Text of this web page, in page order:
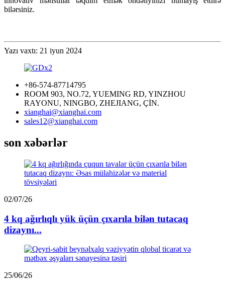
bilərsiniz.
Yazı vaxtı: 21 iyun 2024
+86-574-87714795
ROOM 903, NO.72, YUEMING RD, YINZHOU
RAYONU, NINGBO, ZHEJIANG, ÇİN.
xianghai@xianghai.com
sales12@xianghai.com
son xəbərlər
02/07/26
4 kq ağırlıqlı yük üçün çıxarıla bilən tutacaq
dizaynı...
25/06/26